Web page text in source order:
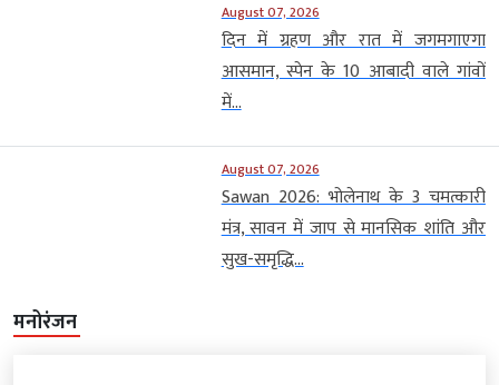
August 07, 2026
दिन में ग्रहण और रात में जगमगाएगा
आसमान, स्पेन के 10 आबादी वाले गांवों
में...
August 07, 2026
Sawan 2026: भोलेनाथ के 3 चमत्कारी
मंत्र, सावन में जाप से मानसिक शांति और
सुख-समृद्धि...
मनोरंजन